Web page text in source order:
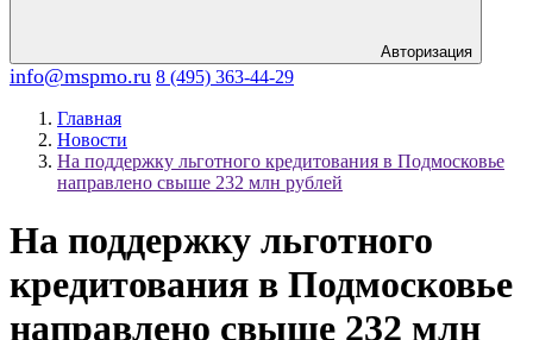
Авторизация
info@mspmo.ru 8 (495) 363-44-29
Главная
Новости
На поддержку льготного кредитования в Подмосковье
направлено свыше 232 млн рублей
На поддержку льготного
кредитования в Подмосковье
направлено свыше 232 млн